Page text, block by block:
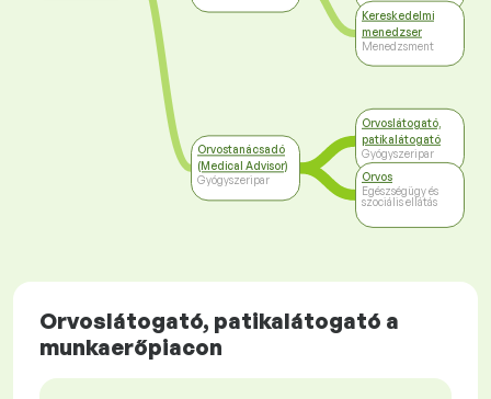
Orvostanácsadó
(Medical Advisor)
Gyógyszeripar
Kereskedelmi
menedzser
Menedzsment
Orvoslátogató,
patikalátogató
Gyógyszeripar
Orvos
Egészségügy és
szociális ellátás
Orvoslátogató, patikalátogató a
munkaerőpiacon